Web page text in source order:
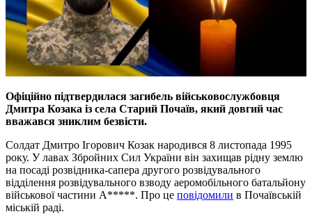
Офіційно підтвердилася загибель військовослужбовця
Дмитра Козака із села Старий Почаїв, який довгий час
вважався зниклим безвісти.
Солдат Дмитро Ігорович Козак народився 8 листопада 1995
року. У лавах Збройних Сил України він захищав рідну землю
на посаді розвідника-сапера другого розвідувального
відділення розвідувального взводу аеромобільного батальйону
військової частини А*****. Про це повідомили в Почаївській
міській раді.